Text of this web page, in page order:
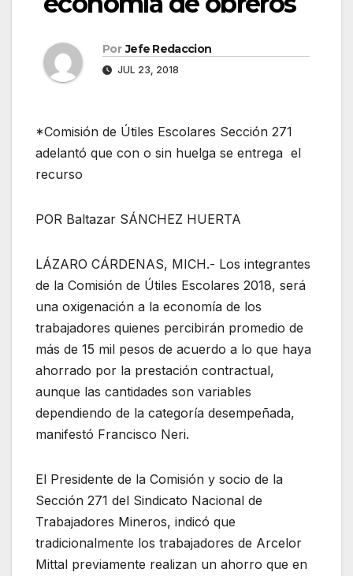
Por Jefe Redaccion
JUL 23, 2018
*Comisión de Útiles Escolares Sección 271
adelantó que con o sin huelga se entrega el
recurso
POR Baltazar SÁNCHEZ HUERTA
LÁZARO CÁRDENAS, MICH.- Los integrantes
de la Comisión de Útiles Escolares 2018, será
una oxigenación a la economía de los
trabajadores quienes percibirán promedio de
más de 15 mil pesos de acuerdo a lo que haya
ahorrado por la prestación contractual,
aunque las cantidades son variables
dependiendo de la categoría desempeñada,
manifestó Francisco Neri.
El Presidente de la Comisión y socio de la
Sección 271 del Sindicato Nacional de
Trabajadores Mineros, indicó que
tradicionalmente los trabajadores de Arcelor
Mittal previamente realizan un ahorro que en